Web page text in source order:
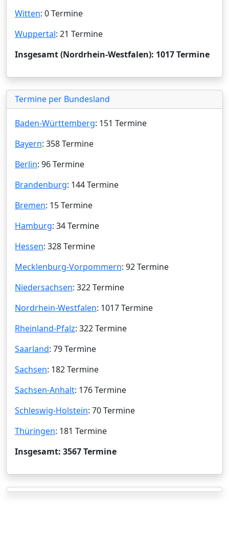
Witten: 0 Termine
Wuppertal: 21 Termine
Insgesamt (Nordrhein-Westfalen): 1017 Termine
Termine per Bundesland
Baden-Württemberg: 151 Termine
Bayern: 358 Termine
Berlin: 96 Termine
Brandenburg: 144 Termine
Bremen: 15 Termine
Hamburg: 34 Termine
Hessen: 328 Termine
Mecklenburg-Vorpommern: 92 Termine
Niedersachsen: 322 Termine
Nordrhein-Westfalen: 1017 Termine
Rheinland-Pfalz: 322 Termine
Saarland: 79 Termine
Sachsen: 182 Termine
Sachsen-Anhalt: 176 Termine
Schleswig-Holstein: 70 Termine
Thüringen: 181 Termine
Insgesamt: 3567 Termine